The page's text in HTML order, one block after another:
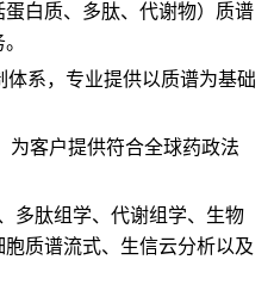
白质、多肽、代谢物）质谱
体系，专业提供以质谱为基础
为客户提供符合全球药政法
多肽组学、代谢组学、生物
质谱流式、生信云分析以及